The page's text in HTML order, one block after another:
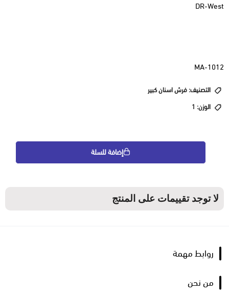
DR-West
MA-1012
التصنيف: فرش اسنان كبير
الوزن: 1
إضافة للسلة
لا توجد تقييمات على المنتج
روابط مهمة
من نحن